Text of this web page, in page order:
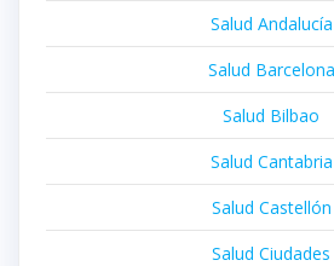
Salud Andalucía
Salud Barcelona
Salud Bilbao
Salud Cantabria
Salud Castellón
Salud Ciudades